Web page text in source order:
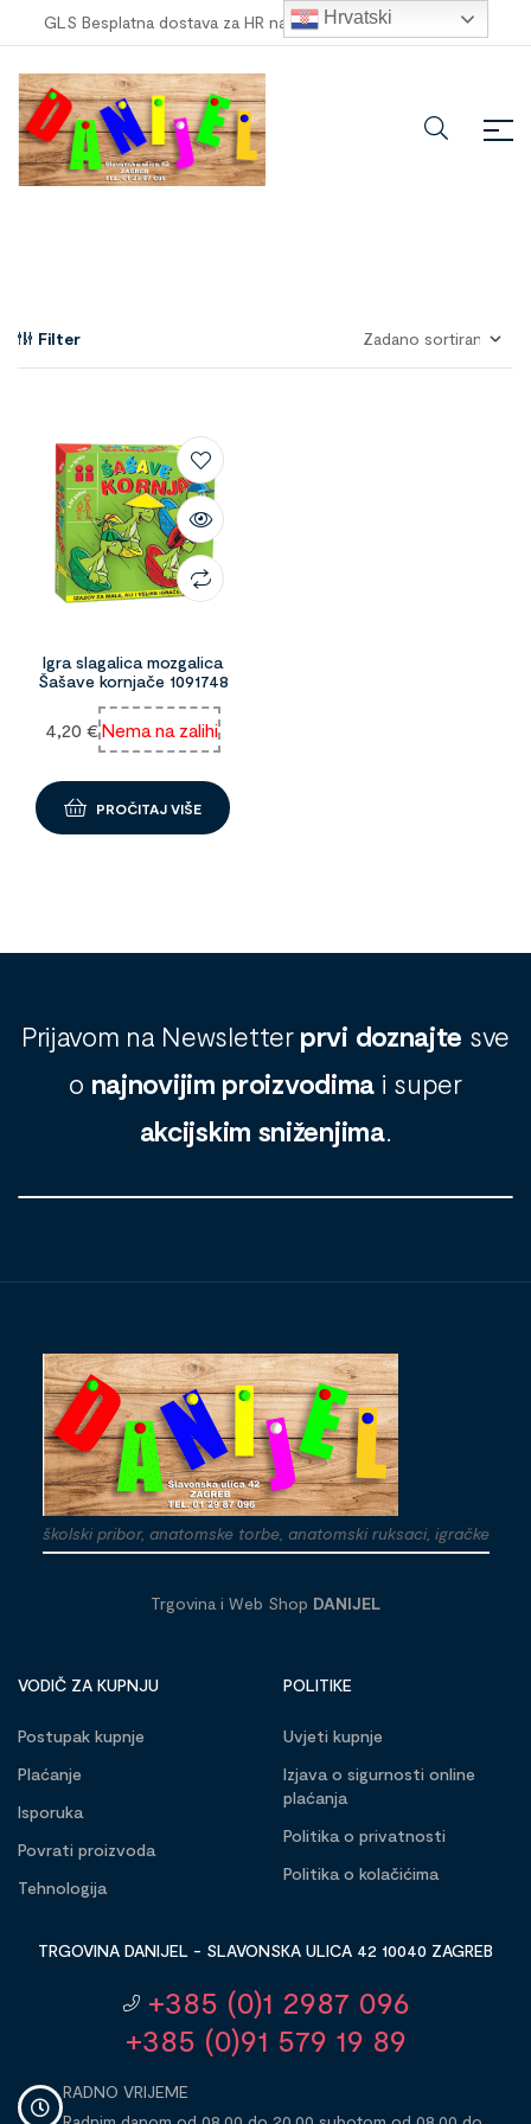
GLS Besplatna dostava za HR narudžbe veće od 100,00 €
Filter
Igra slagalica mozgalica
Šašave kornjače 1091748
4,20 €Nema na zalihi
PROČITAJ VIŠE
Prijavom na Newsletter prvi doznajte sve
o najnovijim proizvodima i super
akcijskim sniženjima.
školski pribor, anatomske torbe, anatomski ruksaci, igračke
Trgovina i Web Shop DANIJEL
VODIČ ZA KUPNJU
Postupak kupnje
Plaćanje
Isporuka
Povrati proizvoda
Tehnologija
POLITIKE
Uvjeti kupnje
Izjava o sigurnosti online
plaćanja
Politika o privatnosti
Politika o kolačićima
TRGOVINA DANIJEL - SLAVONSKA ULICA 42 10040 ZAGREB
+385 (0)1 2987 096
+385 (0)91 579 19 89
RADNO VRIJEME
Hrvatski